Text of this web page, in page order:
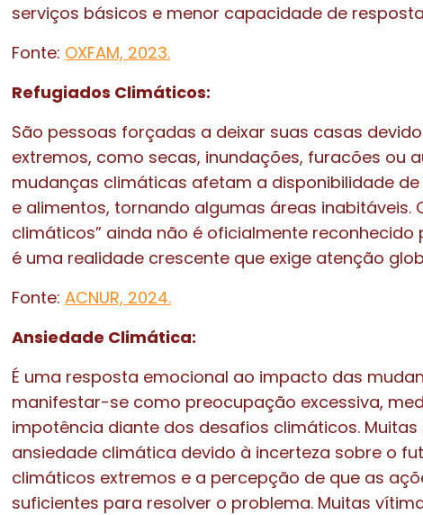
serviços básicos e menor capacidade de
Fonte: OXFAM, 2023.
Refugiados Climáticos:
São pessoas forçadas a deixar suas casas
extremos, como secas, inundações, furacões ou
mudanças climáticas afetam a disponibilidade
e alimentos, tornando algumas áreas inabitáveis.
climáticos” ainda não é oficialmente reconhecido
é uma realidade crescente que exige atenção
Fonte: ACNUR, 2024.
Ansiedade Climática:
É uma resposta emocional ao impacto das
manifestar-se como preocupação excessiva,
impotência diante dos desafios climáticos.
ansiedade climática devido à incerteza sobre o
climáticos extremos e a percepção de que as
suficientes para resolver o problema. Muitas